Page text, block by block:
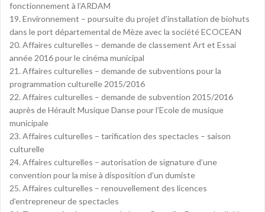
fonctionnement à l’ARDAM
19. Environnement – poursuite du projet d’installation de biohuts
dans le port départemental de Mèze avec la société ECOCEAN
20. Affaires culturelles – demande de classement Art et Essai
année 2016 pour le cinéma municipal
21. Affaires culturelles – demande de subventions pour la
programmation culturelle 2015/2016
22. Affaires culturelles – demande de subvention 2015/2016
auprès de Hérault Musique Danse pour l’Ecole de musique
municipale
23. Affaires culturelles – tarification des spectacles – saison
culturelle
24. Affaires culturelles – autorisation de signature d’une
convention pour la mise à disposition d’un dumiste
25. Affaires culturelles – renouvellement des licences
d’entrepreneur de spectacles